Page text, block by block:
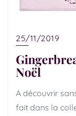
25/11/2019
Noël
A découvrir
fait dans la